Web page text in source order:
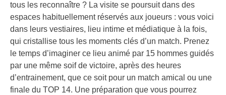
tous les reconnaître ? La visite se poursuit dans des
espaces habituellement réservés aux joueurs : vous voici
dans leurs vestiaires, lieu intime et médiatique à la fois,
qui cristallise tous les moments clés d’un match. Prenez
le temps d’imaginer ce lieu animé par 15 hommes guidés
par une même soif de victoire, après des heures
d’entrainement, que ce soit pour un match amical ou une
finale du TOP 14. Une préparation que vous pourrez